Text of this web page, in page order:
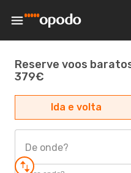
Reserve voos
379€
Ida e volta
De onde?